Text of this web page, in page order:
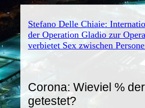
Stefano Delle Chiaie:
der Operation Gladio zur
verbietet Sex zwischen
Corona: Wieviel %
getestet?